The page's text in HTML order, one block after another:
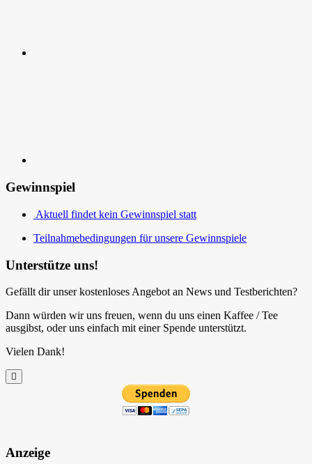
Gewinnspiel
Aktuell findet kein Gewinnspiel statt
Teilnahmebedingungen für unsere Gewinnspiele
Unterstütze uns!
Gefällt dir unser kostenloses Angebot an News und Testberichten?
Dann würden wir uns freuen, wenn du uns einen Kaffee / Tee
ausgibst, oder uns einfach mit einer Spende unterstützt.
Vielen Dank!
Anzeige